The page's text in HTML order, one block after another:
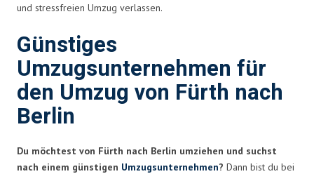
und stressfreien Umzug verlassen.
Günstiges
Umzugsunternehmen für
den Umzug von Fürth nach
Berlin
Du möchtest von Fürth nach Berlin umziehen und suchst
nach einem günstigen Umzugsunternehmen? Dann bist du bei